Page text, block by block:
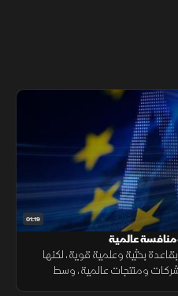
01:19
عالمية
بحثية وعلمية قوية، لكنها
شركات ومنتجات عالمية، وسط